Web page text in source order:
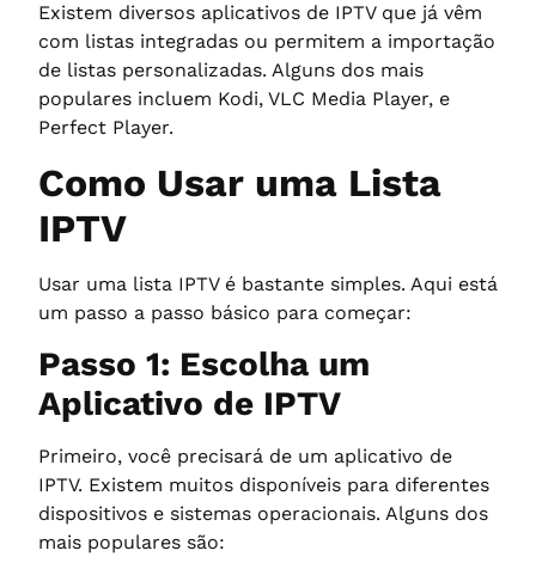
Existem diversos aplicativos de IPTV que já vêm
com listas integradas ou permitem a importação
de listas personalizadas. Alguns dos mais
populares incluem Kodi, VLC Media Player, e
Perfect Player.
Como Usar uma Lista
IPTV
Usar uma lista IPTV é bastante simples. Aqui está
um passo a passo básico para começar:
Passo 1: Escolha um
Aplicativo de IPTV
Primeiro, você precisará de um aplicativo de
IPTV. Existem muitos disponíveis para diferentes
dispositivos e sistemas operacionais. Alguns dos
mais populares são: